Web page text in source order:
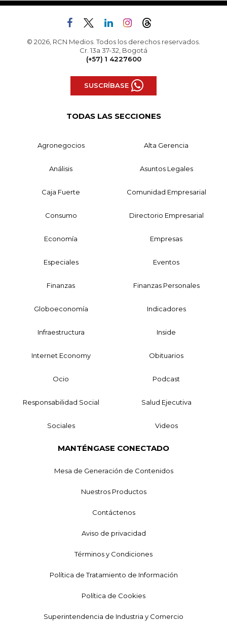
© 2026, RCN Medios. Todos los derechos reservados.
Cr. 13a 37-32, Bogotá
(+57) 1 4227600
SUSCRÍBASE
TODAS LAS SECCIONES
Agronegocios Alta Gerencia
Análisis Asuntos Legales
Caja Fuerte Comunidad Empresarial
Consumo Directorio Empresarial
Economía Empresas
Especiales Eventos
Finanzas Finanzas Personales
Globoeconomía Indicadores
Infraestructura Inside
Internet Economy Obituarios
Ocio Podcast
Responsabilidad Social Salud Ejecutiva
Sociales Videos
MANTÉNGASE CONECTADO
Mesa de Generación de Contenidos
Nuestros Productos
Contáctenos
Aviso de privacidad
Términos y Condiciones
Política de Tratamiento de Información
Política de Cookies
Superintendencia de Industria y Comercio